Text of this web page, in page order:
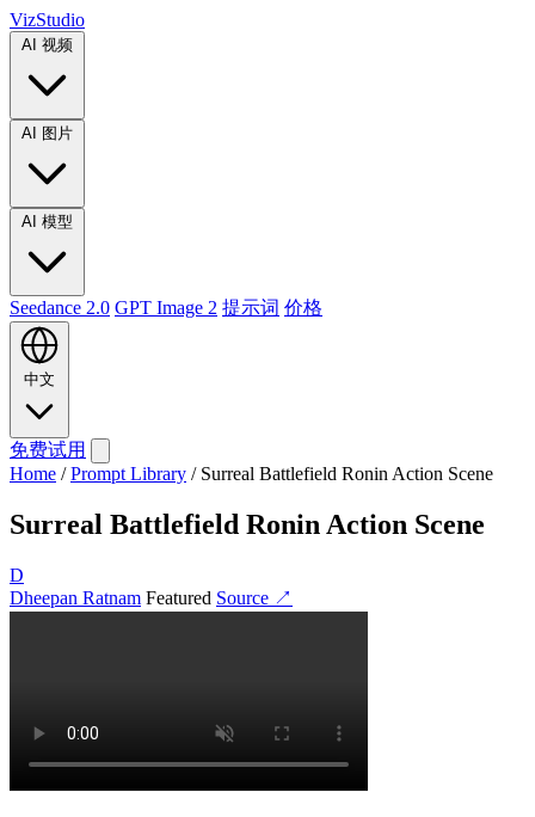
VizStudio
Seedance 2.0 GPT Image 2 提示词 价格
中文
免费试用
Home / Prompt Library / Surreal Battlefield Ronin Action Scene
Surreal Battlefield Ronin Action Scene
D
Dheepan Ratnam Featured Source ↗